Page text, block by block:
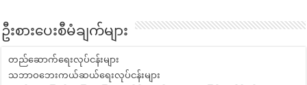
ဦးစားပေးစီမံချက်များ
တည်ဆောက်ရေးလုပ်ငန်းများ
သဘာဝဘေးကယ်ဆယ်ရေးလုပ်ငန်းများ